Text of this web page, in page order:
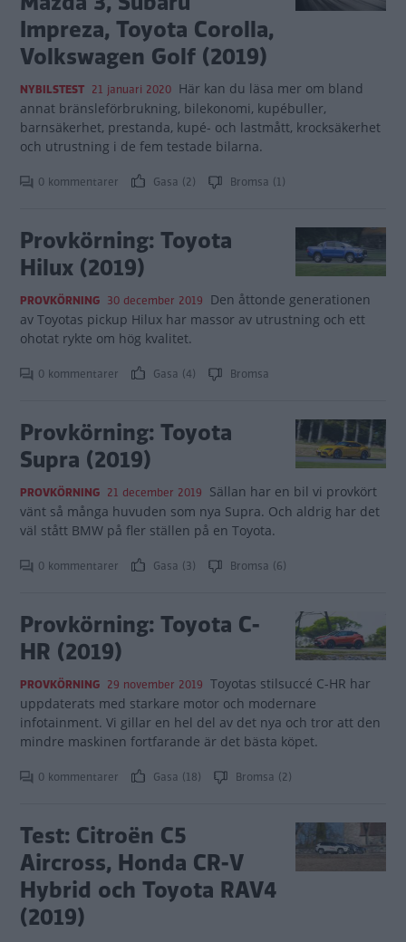
Impreza, Toyota Corolla,
Volkswagen Golf (2019)
NYBILSTEST 21 januari 2020 Här kan du läsa mer om bland
annat bränsleförbrukning, bilekonomi, kupébuller,
barnsäkerhet, prestanda, kupé- och lastmått, krocksäkerhet
och utrustning i de fem testade bilarna.
0 kommentarer Gasa (2) Bromsa (1)
Provkörning: Toyota
Hilux (2019)
PROVKÖRNING 30 december 2019 Den åttonde generationen
av Toyotas pickup Hilux har massor av utrustning och ett
ohotat rykte om hög kvalitet.
0 kommentarer Gasa (4) Bromsa
Provkörning: Toyota
Supra (2019)
PROVKÖRNING 21 december 2019 Sällan har en bil vi provkört
vänt så många huvuden som nya Supra. Och aldrig har det
väl stått BMW på fler ställen på en Toyota.
0 kommentarer Gasa (3) Bromsa (6)
Provkörning: Toyota C-
HR (2019)
PROVKÖRNING 29 november 2019 Toyotas stilsuccé C-HR har
uppdaterats med starkare motor och modernare
infotainment. Vi gillar en hel del av det nya och tror att den
mindre maskinen fortfarande är det bästa köpet.
0 kommentarer Gasa (18) Bromsa (2)
Test: Citroën C5
Aircross, Honda CR-V
Hybrid och Toyota RAV4
(2019)